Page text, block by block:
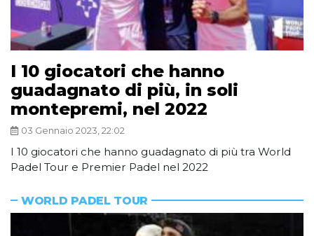
I 10 giocatori che hanno
guadagnato di più, in soli
montepremi, nel 2022
03 Gennaio 2023, 22:02
I 10 giocatori che hanno guadagnato di più tra World
Padel Tour e Premier Padel nel 2022
WORLD PADEL TOUR